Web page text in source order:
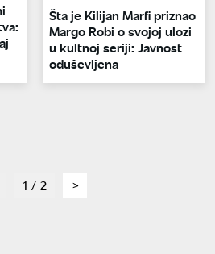
Šta je Kilijan Marfi priznao
Margo Robi o svojoj ulozi
u kultnoj seriji: Javnost
oduševljena
page1 / 2 page